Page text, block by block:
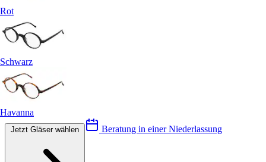
Rot
Schwarz
Havanna
Beratung in einer Niederlassung